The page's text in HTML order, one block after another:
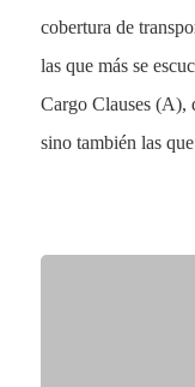
cobertura de
las que más se
Cargo Clauses (A),
sino también las